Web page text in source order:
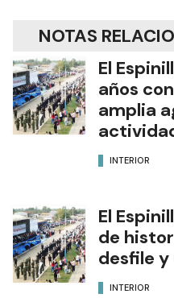
NOTAS
El
años
amplia
INTERIOR
El
de
desfile
INTERIOR